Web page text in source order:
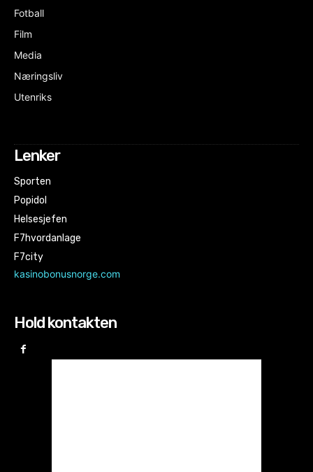
Fotball
Film
Media
Næringsliv
Utenriks
Lenker
Sporten
Popidol
Helsesjefen
F7hvordanlage
F7city
kasinobonusnorge.com
Hold kontakten